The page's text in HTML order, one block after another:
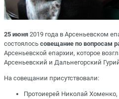
25 июня 2019 года в Арсеньевском
состоялось совещание по вопросам
Арсеньевской епархии, которое
Арсеньевский и Дальнегорский
На совещании присутствовали:
Протоиерей Николай